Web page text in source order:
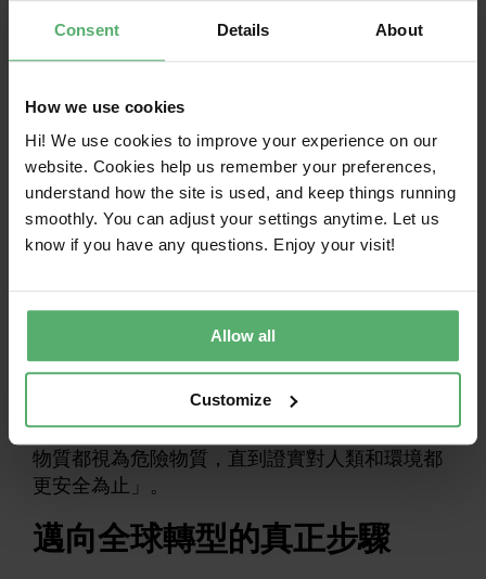
Consent Details About
How we use cookies
Hi! We use cookies to improve your experience on our
website. Cookies help us remember your preferences,
understand how the site is used, and keep things running
smoothly. You can adjust your settings anytime. Let us
know if you have any questions. Enjoy your visit!
Allow all
Customize
迄今為止，化學品風險管理主要依賴於法規和限
在造成傷害後才禁止有害物質。此外，這也會導
致所謂的「遺憾的替代」，將一種有害化學物質
換成另一種可能同樣有害，甚至更糟的化學物
質。
TCO Certified 採用獨特的前瞻性方法來應付這項
有更安全的替代品，否則不能用於認證產品和製
造過程中。
正如 Stephen 所說：「我們的清單不是假設化學
物質在被證實危險之前都是安全的，而是將所有
物質都視為危險物質，直到證實對人類和環境都
更安全為止」。
邁向全球轉型的真正步驟